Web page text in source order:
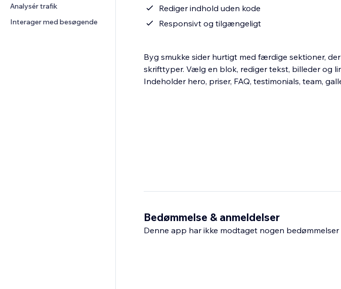
Analysér trafik
Interager med besøgende
Rediger indhold uden kode
Responsivt og tilgængeligt
Byg smukke sider hurtigt med færdige sektioner,
skrifttyper. Vælg en blok, rediger tekst, billeder og
Indeholder hero, priser, FAQ, testimonials, team,
Bedømmelse & anmeldelser
Denne app har ikke modtaget nogen